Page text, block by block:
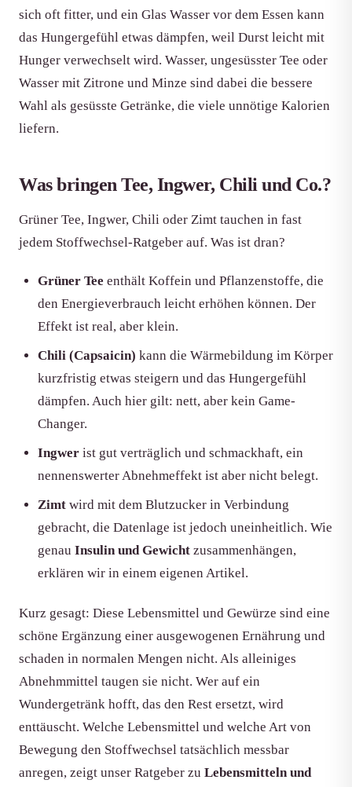
sich oft fitter, und ein Glas Wasser vor dem Essen kann
das Hungergefühl etwas dämpfen, weil Durst leicht mit
Hunger verwechselt wird. Wasser, ungesüsster Tee oder
Wasser mit Zitrone und Minze sind dabei die bessere
Wahl als gesüsste Getränke, die viele unnötige Kalorien
liefern.
Was bringen Tee, Ingwer, Chili und Co.?
Grüner Tee, Ingwer, Chili oder Zimt tauchen in fast
jedem Stoffwechsel-Ratgeber auf. Was ist dran?
Grüner Tee enthält Koffein und Pflanzenstoffe, die
den Energieverbrauch leicht erhöhen können. Der
Effekt ist real, aber klein.
Chili (Capsaicin) kann die Wärmebildung im Körper
kurzfristig etwas steigern und das Hungergefühl
dämpfen. Auch hier gilt: nett, aber kein Game-
Changer.
Ingwer ist gut verträglich und schmackhaft, ein
nennenswerter Abnehmeffekt ist aber nicht belegt.
Zimt wird mit dem Blutzucker in Verbindung
gebracht, die Datenlage ist jedoch uneinheitlich. Wie
genau Insulin und Gewicht zusammenhängen,
erklären wir in einem eigenen Artikel.
Kurz gesagt: Diese Lebensmittel und Gewürze sind eine
schöne Ergänzung einer ausgewogenen Ernährung und
schaden in normalen Mengen nicht. Als alleiniges
Abnehmmittel taugen sie nicht. Wer auf ein
Wundergetränk hofft, das den Rest ersetzt, wird
enttäuscht. Welche Lebensmittel und welche Art von
Bewegung den Stoffwechsel tatsächlich messbar
anregen, zeigt unser Ratgeber zu Lebensmitteln und